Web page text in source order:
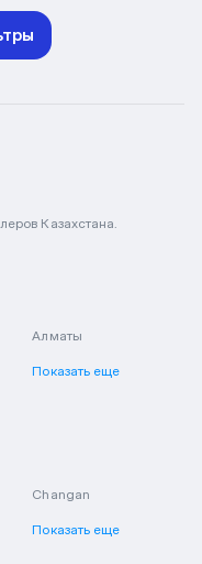
Казахстана.
Алматы
Показать еще
Changan
Показать еще